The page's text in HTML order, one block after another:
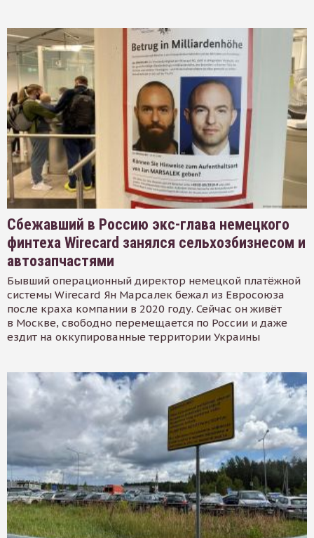
Сбежавший в Россию экс-глава немецкого
финтеха Wirecard занялся сельхозбизнесом и
автозапчастями
Бывший операционный директор немецкой платёжной
системы Wirecard Ян Марсалек бежал из Евросоюза
после краха компании в 2020 году. Сейчас он живёт
в Москве, свободно перемещается по России и даже
ездит на оккупированные территории Украины